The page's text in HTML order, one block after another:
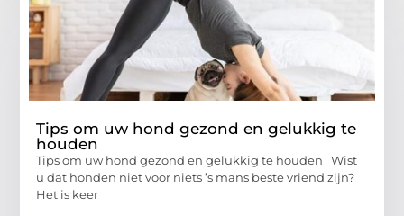
Tips om uw hond gezond en gelukkig te
houden
Tips om uw hond gezond en gelukkig te houden Wist
u dat honden niet voor niets ’s mans beste vriend zijn?
Het is keer